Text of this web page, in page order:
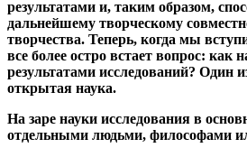
С первым научным открытием
правом собственности на
и фундаментальным принципом
результатами и, таким образом,
дальнейшему творческому
творчества. Теперь, когда мы
результатами исследований? Один
открытая наука.